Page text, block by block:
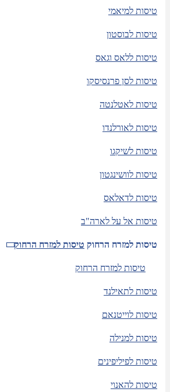
טיסות למיאמי
טיסות לבוסטון
טיסות ללאס וגאס
טיסות לסן פרנסיסקו
טיסות לאטלנטה
טיסות לאורלנדו
טיסות לשיקגו
טיסות לוושינגטון
טיסות לדאלאס
טיסות אל על לארה"ב
טיסות למזרח הרחוק טיסות למזרח הרחוק
טיסות למזרח הרחוק
טיסות לתאילנד
טיסות לוייטנאם
טיסות למנילה
טיסות לפיליפינים
טיסות להאנוי